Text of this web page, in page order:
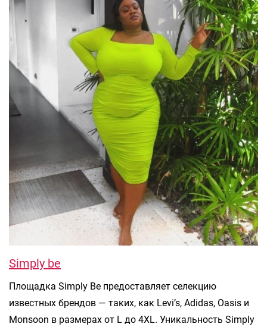
Simply be
Площадка Simply Be предоставляет селекцию
известных брендов — таких, как Levi’s, Adidas, Oasis и
Monsoon в размерах от L до 4XL. Уникальность Simply